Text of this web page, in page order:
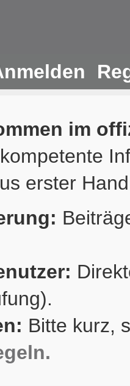
im
erster
Bitte kurz,